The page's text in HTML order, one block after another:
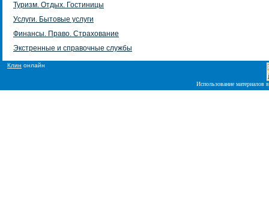
Туризм. Отдых. Гостиницы
Услуги. Бытовые услуги
Финансы. Право. Страхование
Экстренные и справочные службы
Клин онлайн
Использование материалов